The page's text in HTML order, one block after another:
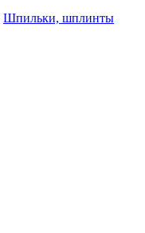
Шпильки, шплинты